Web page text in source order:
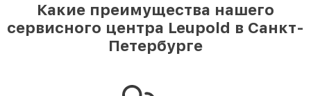
Какие преимущества нашего
сервисного центра Leupold в Санкт-
Петербурге